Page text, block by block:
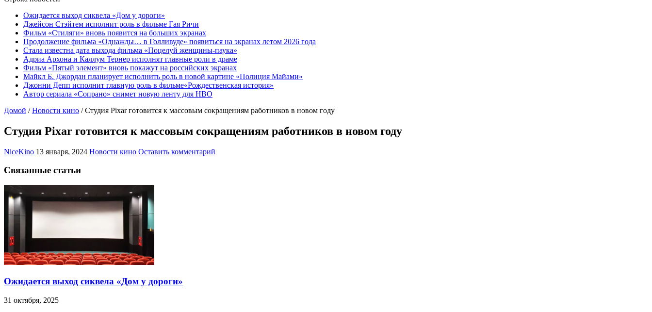
Ожидается выход сиквела «Дом у дороги»
Джейсон Стэйтем исполнит роль в фильме Гая Ричи
Фильм «Стиляги» вновь появится на больших экранах
Продолжение фильма «Однажды… в Голливуде» появиться на экранах летом 2026 года
Стала известна дата выхода фильма «Поцелуй женщины-паука»
Адриа Архона и Каллум Тернер исполнят главные роли в драме
Фильм «Пятый элемент» вновь покажут на российских экранах
Майкл Б. Джордан планирует исполнить роль в новой картине «Полиция Майами»
Джонни Депп исполнит главную роль в фильме«Рождественская история»
Автор сериала «Сопрано» снимет новую ленту для HBO
Домой / Новости кино / Студия Pixar готовится к массовым сокращениям работников в новом году
Студия Pixar готовится к массовым сокращениям работников в новом году
NiceKino 13 января, 2024 Новости кино Оставить комментарий
Связанные статьи
Ожидается выход сиквела «Дом у дороги»
31 октября, 2025